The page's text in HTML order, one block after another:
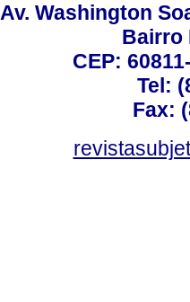
Av. Washington
Bairro
CEP:
Tel:
Fax: